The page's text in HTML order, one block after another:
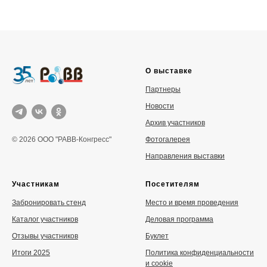
© 2026 ООО "РАВВ-Конгресс"
О выставке
Партнеры
Новости
Архив участников
Фотогалерея
Направления выставки
Участникам
Забронировать стенд
Каталог участников
Отзывы участников
Итоги 2025
Посетителям
Место и время проведения
Деловая программа
Буклет
Политика конфиденциальности
и cookie